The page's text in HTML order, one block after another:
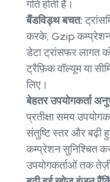
गति होती है।
बैंडविड्थ बचत:
करके, Gzip कम्प्रेशन
डेटा ट्रांसफर लागत
ट्रैफ़िक वॉल्यूम या
लिए।
बेहतर उपयोगकर्ता
प्रतीक्षा समय
संतुष्टि स्तर और बढ़ी
कम्प्रेशन सुनिश्चित
उपयोगकर्ताओं तक